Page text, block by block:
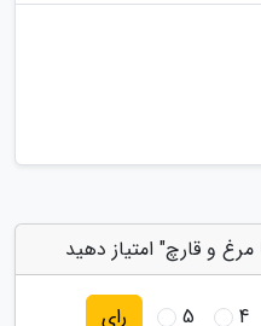
مرغ و قارچ" امتیاز دهید
4
5 رای